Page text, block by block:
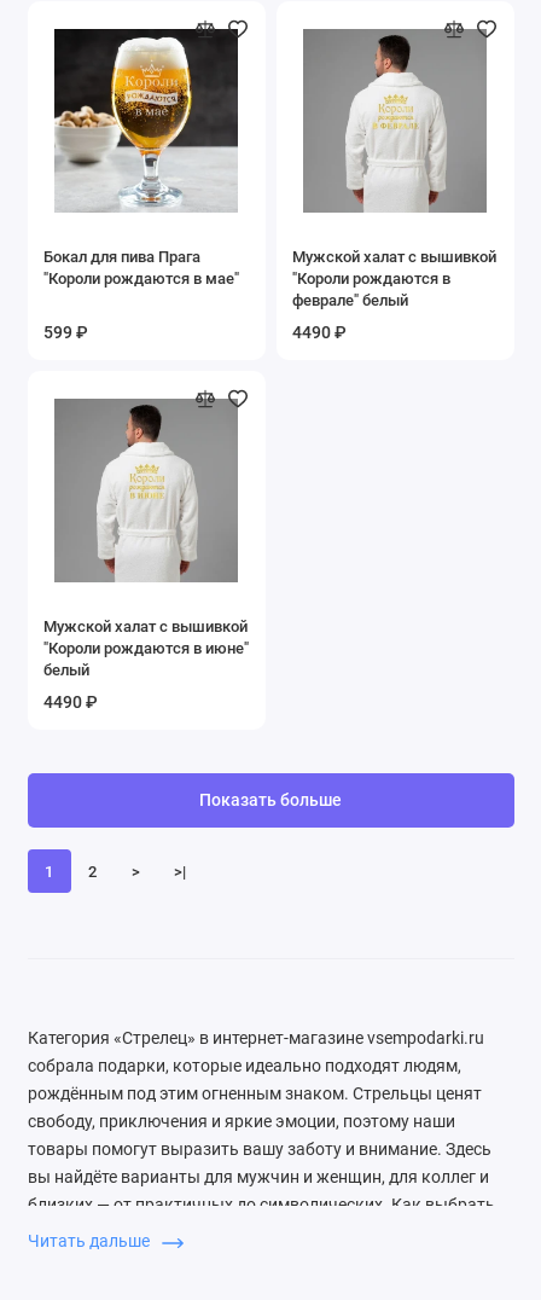
Бокал для пива Прага
"Короли рождаются в мае"
599 ₽
Мужской халат с вышивкой
"Короли рождаются в
феврале" белый
4490 ₽
Мужской халат с вышивкой
"Короли рождаются в июне"
белый
4490 ₽
1 2 > >|
Показать больше
Категория «Стрелец» в интернет-магазине vsempodarki.ru
собрала подарки, которые идеально подходят людям,
рождённым под этим огненным знаком. Стрельцы ценят
свободу, приключения и яркие эмоции, поэтому наши
товары помогут выразить вашу заботу и внимание. Здесь
вы найдёте варианты для мужчин и женщин, для коллег и
близких — от практичных до символических. Как выбрать
подарок Стрельцу? Обратите внимание на его увлечения:
Читать дальше